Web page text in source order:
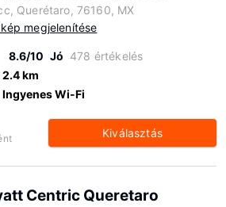
Querétaro, 76160, MX
megjelenítése
8.6/10 Jó 478 értékelés
2.4 km
Ingyenes Wi-Fi
Kiválasztás
Centric Queretaro